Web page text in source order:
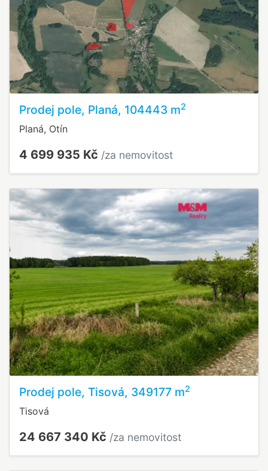
Prodej pole, Planá, 104443 m2
Planá, Otín
4 699 935 Kč /za nemovitost
Prodej pole, Tisová, 349177 m2
Tisová
24 667 340 Kč /za nemovitost